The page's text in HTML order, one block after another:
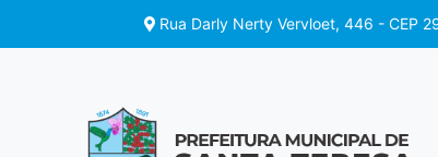
Rua Darly Nerty Vervloet, 446 - CEP